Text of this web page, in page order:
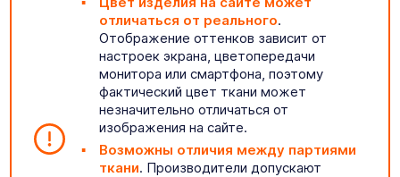
отличаться от реального.
Отображение оттенков зависит от
настроек экрана, цветопередачи
монитора или смартфона, поэтому
фактический цвет ткани может
незначительно отличаться от
изображения на сайте.
Возможны отличия между партиями
ткани. Производители допускают